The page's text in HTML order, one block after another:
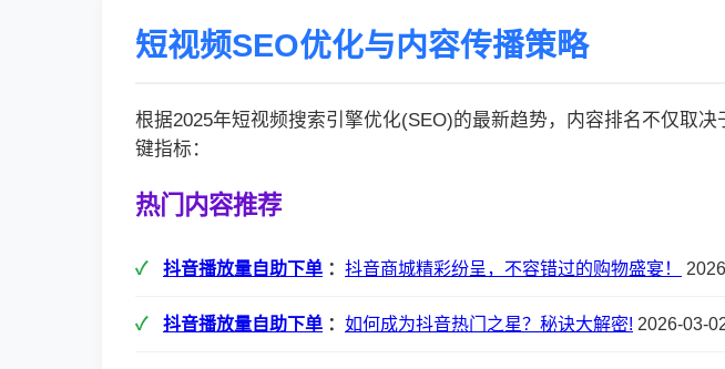
短视频SEO优化与内容传播策略
根据2025年短视频搜索引擎优化(SEO)的最新趋势，内容排名不仅取
键指标：
热门内容推荐
抖音播放量自助下单 ： 抖音商城精彩纷呈，不容错过的购物盛宴！
抖音播放量自助下单 ： 如何成为抖音热门之星？秘诀大解密! 2026-03-